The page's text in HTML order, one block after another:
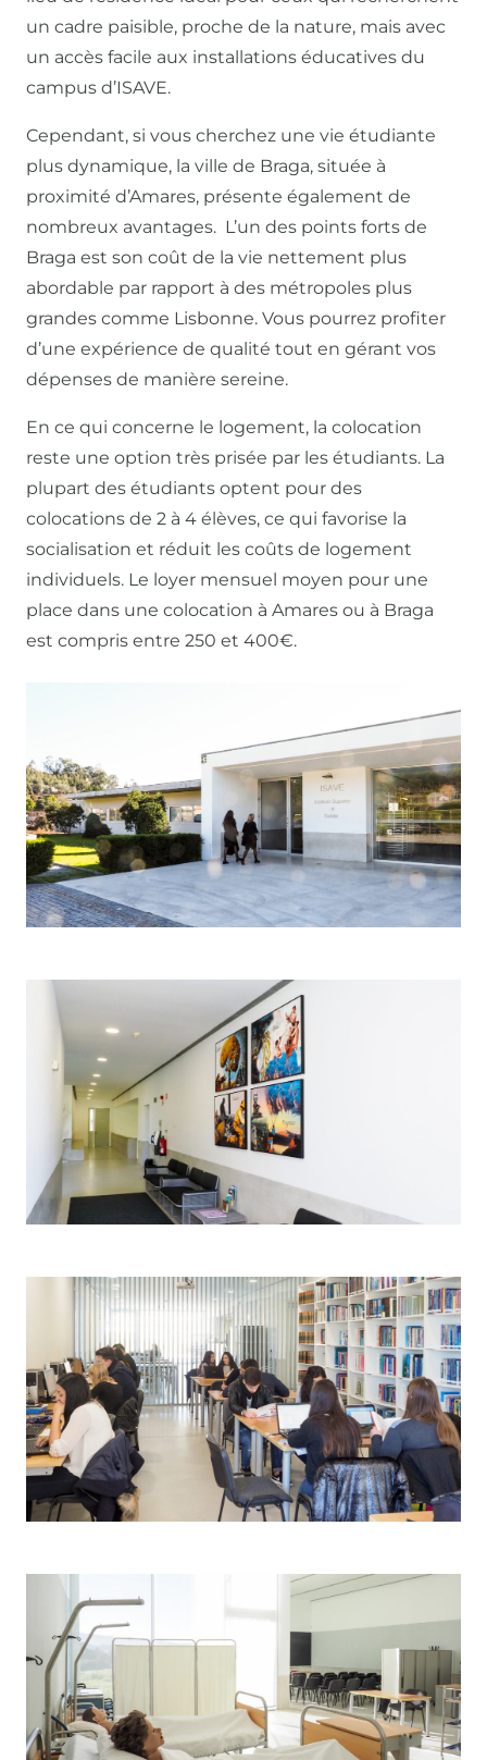
un cadre paisible, proche de la nature, mais avec
un accès facile aux installations éducatives du
campus d’ISAVE.
Cependant, si vous cherchez une vie étudiante
plus dynamique, la ville de Braga, située à
proximité d’Amares, présente également de
nombreux avantages. L’un des points forts de
Braga est son coût de la vie nettement plus
abordable par rapport à des métropoles plus
grandes comme Lisbonne. Vous pourrez profiter
d’une expérience de qualité tout en gérant vos
dépenses de manière sereine.
En ce qui concerne le logement, la colocation
reste une option très prisée par les étudiants. La
plupart des étudiants optent pour des
colocations de 2 à 4 élèves, ce qui favorise la
socialisation et réduit les coûts de logement
individuels. Le loyer mensuel moyen pour une
place dans une colocation à Amares ou à Braga
est compris entre 250 et 400€.